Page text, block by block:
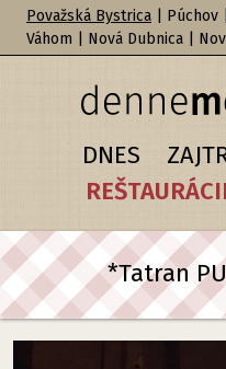
Považská Bystrica Púchov
Váhom
Nová Dubnica
DNES
*Tatran